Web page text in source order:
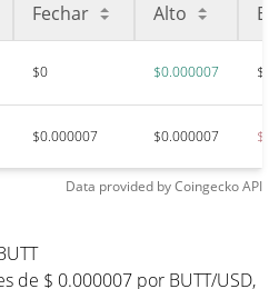
$0.00000651
10.32%
Fechar Alto
$0 $0.000007
$0.000007 $0.000007
Data provided byCoingeckoAPI
de $ 0.000007 por BUTT/USD,